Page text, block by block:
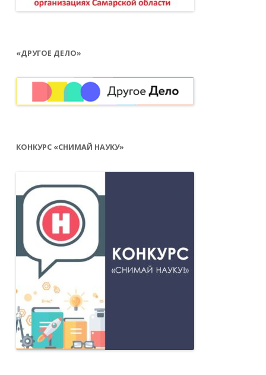
«ДРУГОЕ ДЕЛО»
КОНКУРС «СНИМАЙ НАУКУ»